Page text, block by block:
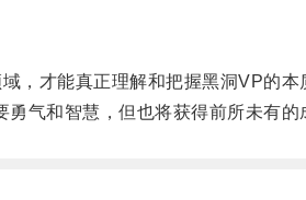
才能真正理解和把握黑洞VP的本
和智慧，但也将获得前所未有的